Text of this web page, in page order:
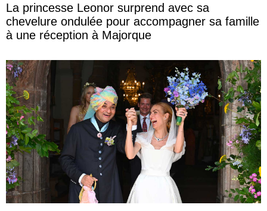
La princesse Leonor surprend avec sa
chevelure ondulée pour accompagner sa famille
à une réception à Majorque